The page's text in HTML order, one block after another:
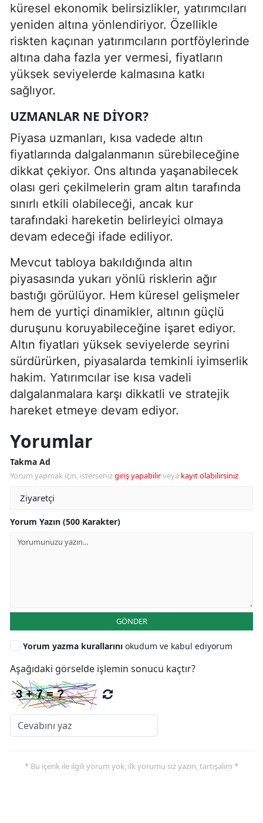
küresel ekonomik belirsizlikler, yatırımcıları
yeniden altına yönlendiriyor. Özellikle
riskten kaçınan yatırımcıların portföylerinde
altına daha fazla yer vermesi, fiyatların
yüksek seviyelerde kalmasına katkı
sağlıyor.
UZMANLAR NE DIYOR?
Piyasa uzmanları, kısa vadede altın
fiyatlarında dalgalanmanın sürebileceğine
dikkat çekiyor. Ons altında yaşanabilecek
olası geri çekilmelerin gram altın tarafında
sınırlı etkili olabileceği, ancak kur
tarafındaki hareketin belirleyici olmaya
devam edeceği ifade ediliyor.
Mevcut tabloya bakıldığında altın
piyasasında yukarı yönlü risklerin ağır
bastığı görülüyor. Hem küresel gelişmeler
hem de yurtiçi dinamikler, altının güçlü
duruşunu koruyabileceğine işaret ediyor.
Altın fiyatları yüksek seviyelerde seyrini
sürdürürken, piyasalarda temkinli iyimserlik
hakim. Yatırımcılar ise kısa vadeli
dalgalanmalara karşı dikkatli ve stratejik
hareket etmeye devam ediyor.
Yorumlar
Takma Ad
Yorum yapmak için, istersenizgiriş yapabilirveya kayıt olabilirsiniz.
Yorum Yazın (500 Karakter)
GÖNDER
Yorum yazma kurallarını okudum ve kabul ediyorum
Aşağıdaki görselde işlemin sonucu kaçtır?
* Bu içerik ile ilgili yorum yok, ilk yorumu siz yazın, tartışalım *